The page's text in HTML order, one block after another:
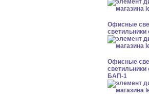
Офисные
светильники
Офисные
светильники
БАП-1